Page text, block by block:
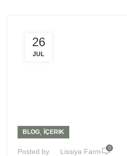
26
JUL
BLOG İÇERIK
Posted by Lissiya Farm 0